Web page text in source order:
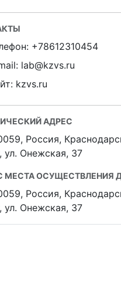
+78612310454
lab@kzvs.ru
kzvs.ru
АДРЕС
Россия,
ул. Онежская, 37
МЕСТА ОСУЩЕСТВЛЕНИЯ
Россия,
ул. Онежская, 37